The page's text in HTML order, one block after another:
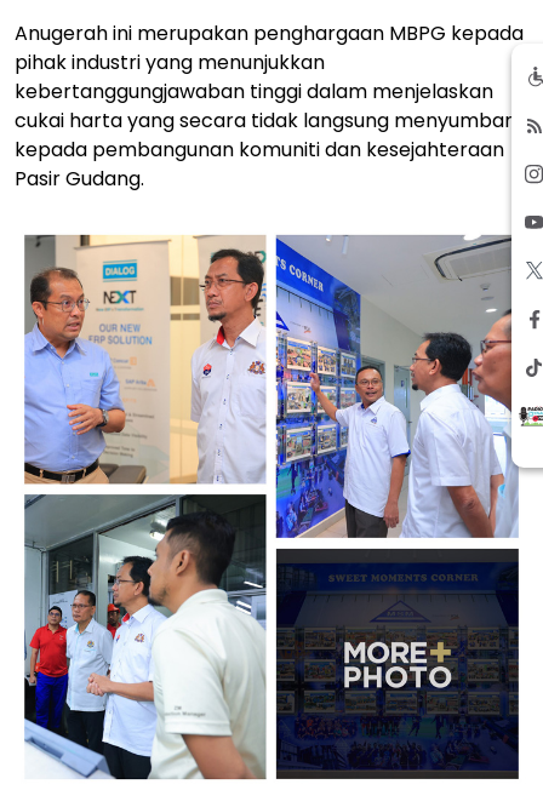
Anugerah ini merupakan penghargaan MBPG kepada
pihak industri yang menunjukkan
kebertanggungjawaban tinggi dalam menjelaskan
cukai harta yang secara tidak langsung menyumbang
kepada pembangunan komuniti dan kesejahteraan
Pasir Gudang.